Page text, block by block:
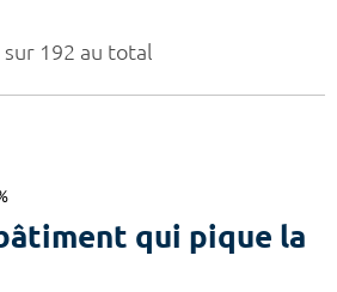
192 au total
qui pique la